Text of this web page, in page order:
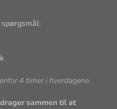
4 timer i hverdagene.
sammen til at